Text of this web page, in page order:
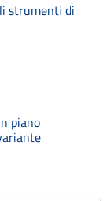
strumenti di
piano